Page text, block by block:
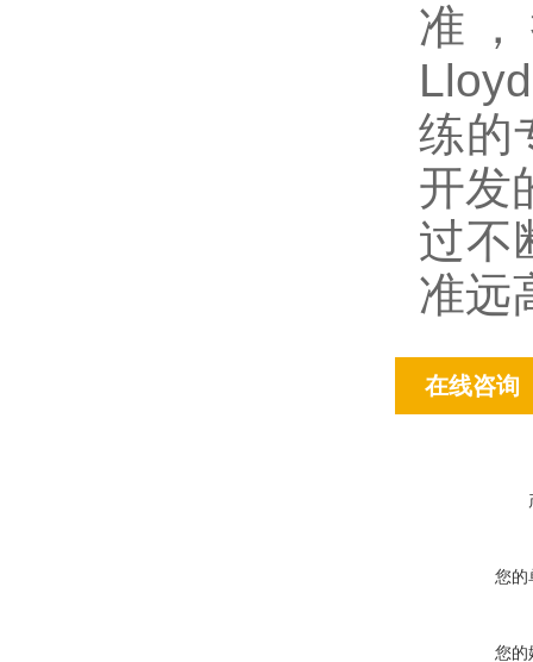
准
练的
开发
过不
准远
在线咨询
您的
您的